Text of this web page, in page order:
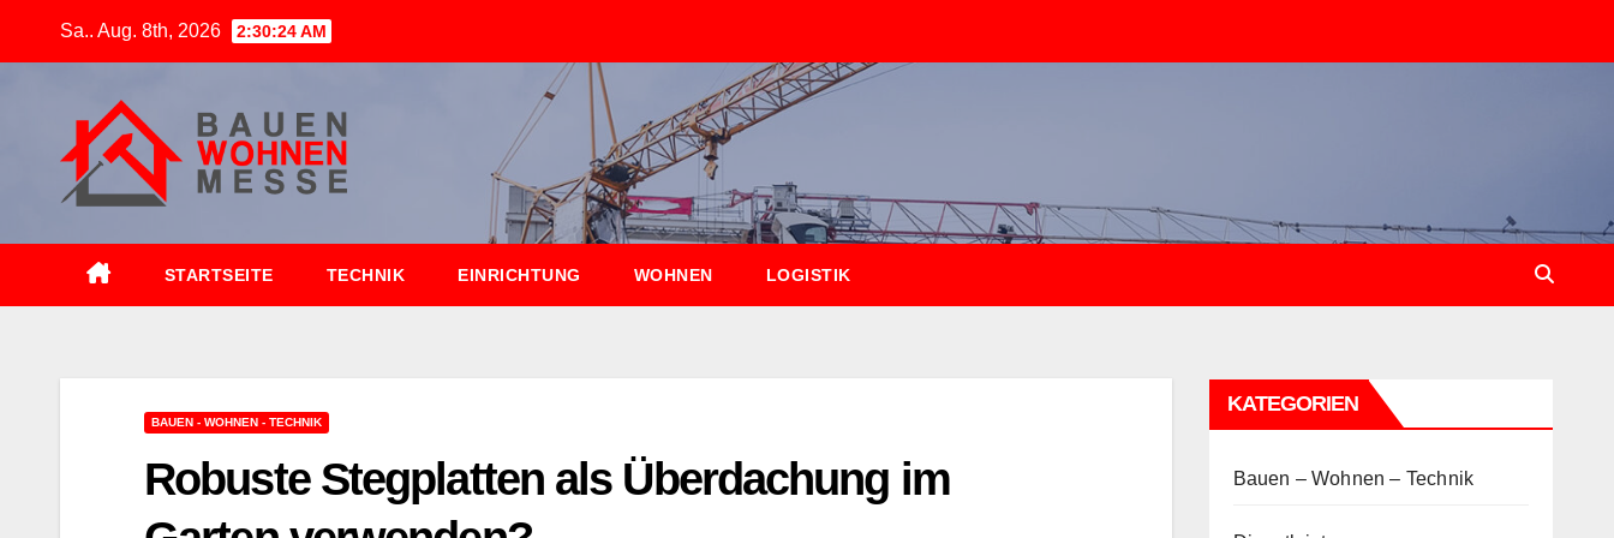
Sa.. Aug. 8th, 2026 2:30:25 AM
STARTSEITE TECHNIK EINRICHTUNG WOHNEN LOGISTIK
BAUEN - WOHNEN - TECHNIK
Robuste Stegplatten als Überdachung im
KATEGORIEN
Bauen – Wohnen – Technik